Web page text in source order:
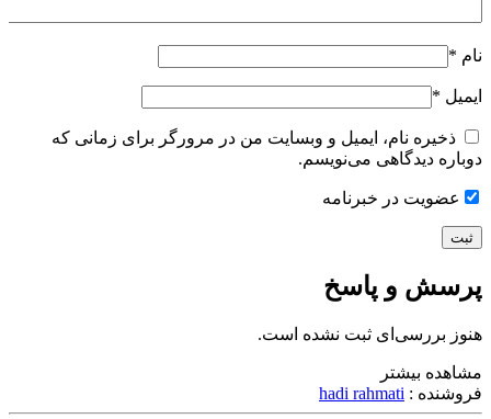
نام *
ایمیل *
ذخیره نام، ایمیل و وبسایت من در مرورگر برای زمانی که
دوباره دیدگاهی می‌نویسم.
عضویت در خبرنامه
پرسش و پاسخ
هنوز بررسی‌ای ثبت نشده است.
مشاهده بیشتر
فروشنده : hadi rahmati